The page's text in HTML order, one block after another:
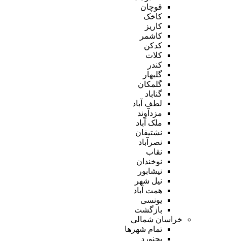
قوچان
کاخک
کاریز
کاشمر
کدکن
کلات
کندر
گلبهار
گلمکان
گناباد
لطف آباد
مزدآوند
ملک آباد
نشتیفان
نصرآباد
نقاب
نوخندان
نیشابور
نیل شهر
همت آباد
یونسی
بازگشت
خراسان شمالی
تمام شهر‌ها
بجنورد